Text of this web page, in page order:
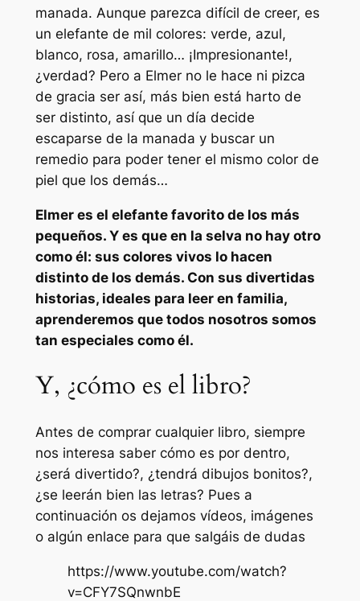
manada. Aunque parezca difícil de creer, es
un elefante de mil colores: verde, azul,
blanco, rosa, amarillo… ¡Impresionante!,
¿verdad? Pero a Elmer no le hace ni pizca
de gracia ser así, más bien está harto de
ser distinto, así que un día decide
escaparse de la manada y buscar un
remedio para poder tener el mismo color de
piel que los demás…
Elmer es el elefante favorito de los más
pequeños. Y es que en la selva no hay otro
como él: sus colores vivos lo hacen
distinto de los demás. Con sus divertidas
historias, ideales para leer en familia,
aprenderemos que todos nosotros somos
tan especiales como él.
Y, ¿cómo es el libro?
Antes de comprar cualquier libro, siempre
nos interesa saber cómo es por dentro,
¿será divertido?, ¿tendrá dibujos bonitos?,
¿se leerán bien las letras? Pues a
continuación os dejamos vídeos, imágenes
o algún enlace para que salgáis de dudas
https://www.youtube.com/watch?
v=CFY7SQnwnbE